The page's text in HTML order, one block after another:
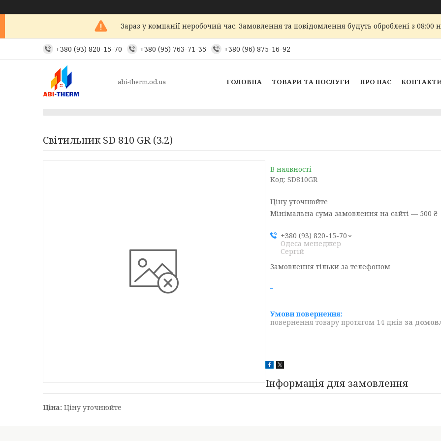
Зараз у компанії неробочий час. Замовлення та повідомлення будуть оброблені з 08:00
+380 (93) 820-15-70 +380 (95) 763-71-35 +380 (96) 875-16-92
abi-therm.od.ua ГОЛОВНА ТОВАРИ ТА ПОСЛУГИ ПРО НАС
Світильник SD 810 GR (3.2)
В наявності
Код: SD810GR
Ціну уточнюйте
Мінімальна сума замовлення на сайті — 500 ₴
+380 (93) 820-15-70
Одеса менеджер
Сергій
Замовлення тільки за телефоном
повернення товару протягом 14 днів за
Інформація для замовлення
Ціна: Ціну уточнюйте